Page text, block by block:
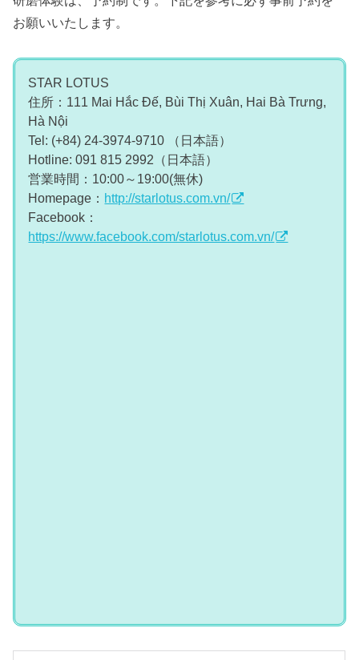
お願いいたします。
STAR LOTUS
住所：111 Mai Hắc Đế, Bùi Thị Xuân, Hai Bà Trưng,
Hà Nội
Tel: (+84) 24-3974-9710 （日本語）
Hotline: 091 815 2992（日本語）
営業時間：10:00～19:00(無休)
Homepage： http://starlotus.com.vn/
Facebook：
https://www.facebook.com/starlotus.com.vn/